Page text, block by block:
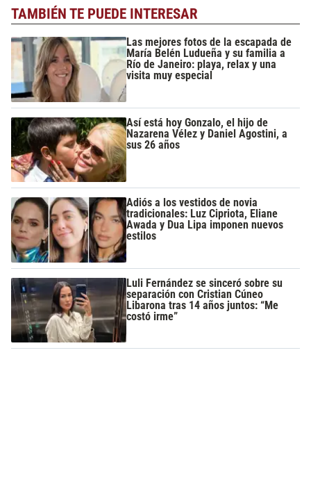
TAMBIÉN TE PUEDE INTERESAR
Las mejores fotos de la escapada de
María Belén Ludueña y su familia a
Río de Janeiro: playa, relax y una
visita muy especial
Así está hoy Gonzalo, el hijo de
Nazarena Vélez y Daniel Agostini, a
sus 26 años
Adiós a los vestidos de novia
tradicionales: Luz Cipriota, Eliane
Awada y Dua Lipa imponen nuevos
estilos
Luli Fernández se sinceró sobre su
separación con Cristian Cúneo
Libarona tras 14 años juntos: “Me
costó irme”